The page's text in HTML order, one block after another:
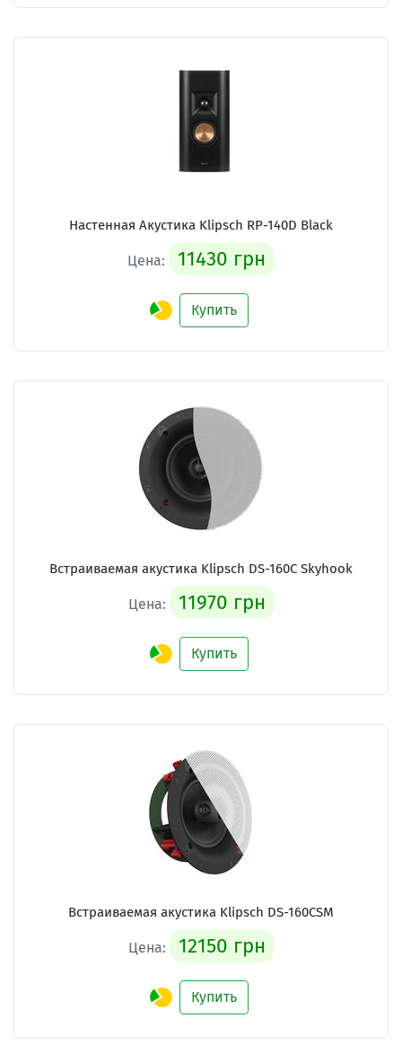
Настенная Акустика Klipsch RP-140D Black
Цена: 11430 грн
Купить
Встраиваемая акустика Klipsch DS-160C Skyhook
Цена: 11970 грн
Купить
Встраиваемая акустика Klipsch DS-160CSM
Цена: 12150 грн
Купить